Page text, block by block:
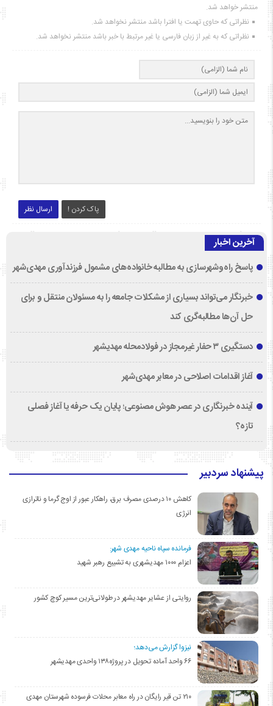
منتشر خواهد شد.
نظراتی که حاوی تهمت یا افترا باشد منتشر نخواهد شد.
نظراتی که به غیر از زبان فارسی یا غیر مرتبط با خبر باشد منتشر نخواهد شد.
ارسال نظر پاک کردن !
آخرین اخبار
پاسخ راه‌وشهرسازی به مطالبه خانواده‌های مشمول فرزندآوری مهدی‌شهر
خبرنگار می‌تواند بسیاری از مشکلات جامعه را به مسئولان منتقل و برای
حل آن‌ها مطالبه‌گری کند
دستگیری ۳ حفار غیرمجاز در فولادمحله مهدیشهر
آغاز اقدامات اصلاحی در معابر مهدی‌شهر
آینده خبرنگاری در عصر هوش مصنوعی؛ پایان یک حرفه یا آغاز فصلی
تازه؟
پیشنهاد سردبیر
کاهش ۱۰ درصدی مصرف برق، راهکار عبور از اوج گرما و ناترازی
انرژی
فرمانده سپاه ناحیه مهدی شهر:
اعزام ۱۰۰۰ مهدیشهری به تشییع رهبر شهید
روایتی از عشایر مهدیشهر در طولانی‌ترین مسیر کوچ کشور
نیزوا گزارش می‌دهد؛
۶۶ واحد آماده تحویل در پروژه۱۳۸ واحدی مهدیشهر
۲۱۰ تن قیر رایگان در راه معابر محلات فرسوده شهرستان مهدی